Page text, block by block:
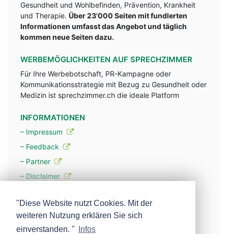
Gesundheit und Wohlbefinden, Prävention, Krankheit
und Therapie. Über 23'000 Seiten mit fundlerten
Informationen umfasst das Angebot und täglich
kommen neue Seiten dazu.
WERBEMÖGLICHKEITEN AUF SPRECHZIMMER
Für Ihre Werbebotschaft, PR-Kampagne oder
Kommunikationsstrategie mit Bezug zu Gesundheit oder
Medizin ist sprechzimmer.ch die ideale Platform
INFORMATIONEN
– Impressum
– Feedback
– Partner
– Disclaimer
– Werbung
– Mehr über unsere Experten
"Diese Website nutzt Cookies. Mit der
weiteren Nutzung erklären Sie sich
einverstanden. "
Infos